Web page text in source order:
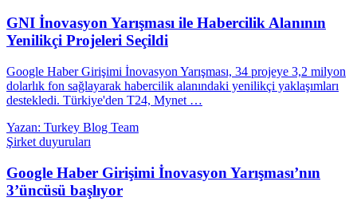
GNI İnovasyon Yarışması ile Habercilik Alanının
Yenilikçi Projeleri Seçildi
Google Haber Girişimi İnovasyon Yarışması, 34 projeye 3,2 milyon
dolarlık fon sağlayarak habercilik alanındaki yenilikçi yaklaşımları
destekledi. Türkiye'den T24, Mynet …
Yazan: Turkey Blog Team
Şirket duyuruları
Google Haber Girişimi İnovasyon Yarışması’nın
3’üncüsü başlıyor